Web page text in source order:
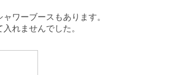
ワーブースもあります。
れませんでした。